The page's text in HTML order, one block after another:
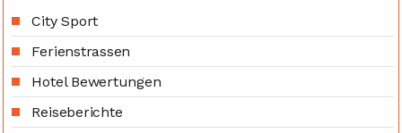
City Sport
Ferienstrassen
Hotel Bewertungen
Reiseberichte